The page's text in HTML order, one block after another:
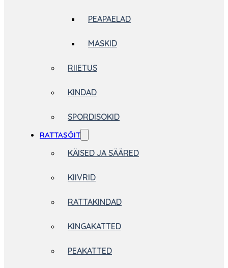
PEAPAELAD
MASKID
RIIETUS
KINDAD
SPORDISOKID
RATTASÕIT
KÄISED JA SÄÄRED
KIIVRID
RATTAKINDAD
KINGAKATTED
PEAKATTED